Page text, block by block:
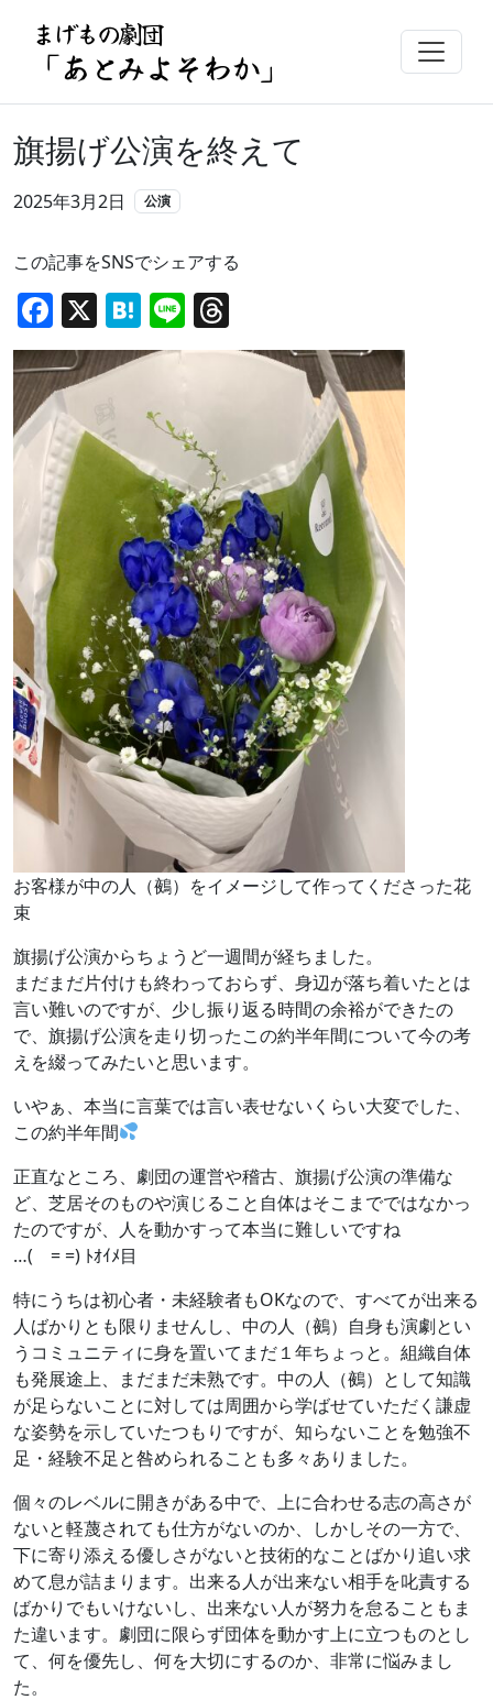
まげもの劇団
「あとみよそわか」
旗揚げ公演を終えて
2025年3月2日 公演
この記事をSNSでシェアする
Facebook
X Hatena
Line
お客様が中の人（鵺）をイメージして作ってくださった花
束
旗揚げ公演からちょうど一週間が経ちました。
まだまだ片付けも終わっておらず、身辺が落ち着いたとは
言い難いのですが、少し振り返る時間の余裕ができたの
で、旗揚げ公演を走り切ったこの約半年間について今の考
えを綴ってみたいと思います。
いやぁ、本当に言葉では言い表せないくらい大変でした、
この約半年間
正直なところ、劇団の運営や稽古、旗揚げ公演の準備な
ど、芝居そのものや演じること自体はそこまでではなかっ
たのですが、人を動かすって本当に難しいですね
…( = =) ﾄｵｲﾒ目
特にうちは初心者・未経験者もOKなので、すべてが出来る
人ばかりとも限りませんし、中の人（鵺）自身も演劇とい
うコミュニティに身を置いてまだ１年ちょっと。組織自体
も発展途上、まだまだ未熟です。中の人（鵺）として知識
が足らないことに対しては周囲から学ばせていただく謙虚
な姿勢を示していたつもりですが、知らないことを勉強不
足・経験不足と咎められることも多々ありました。
個々のレベルに開きがある中で、上に合わせる志の高さが
ないと軽蔑されても仕方がないのか、しかしその一方で、
下に寄り添える優しさがないと技術的なことばかり追い求
めて息が詰まります。出来る人が出来ない相手を叱責する
ばかりでもいけないし、出来ない人が努力を怠ることもま
た違います。劇団に限らず団体を動かす上に立つものとし
て、何を優先し、何を大切にするのか、非常に悩みまし
た。